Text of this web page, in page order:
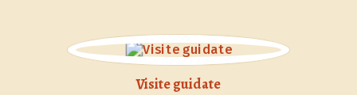
Visite guidate